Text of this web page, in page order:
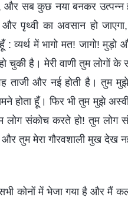
और सब कुछ नया बनकर उत्पन्न
पृथ्वी का अवसान हो
: व्यर्थ में भागो मत! जागो! मुड़ो
चुकी है। मेरी वाणी तुम लोगों के
ताजी और नई होती है। तुम
होता हूँ। फिर भी तुम मुझे
लोग संकोच करते हो! तुम लोग
तुम मेरा गौरवशाली मुख देख
कोनों में भेजा गया है और मैं